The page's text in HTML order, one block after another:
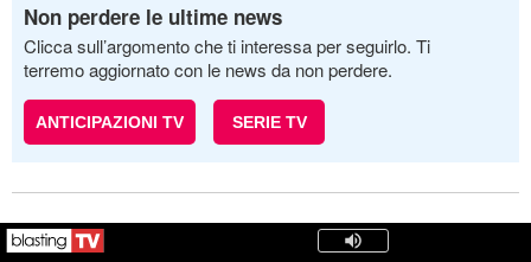
Non perdere le ultime news
Clicca sull’argomento che ti interessa per seguirlo. Ti
terremo aggiornato con le news da non perdere.
ANTICIPAZIONI TV SERIE TV